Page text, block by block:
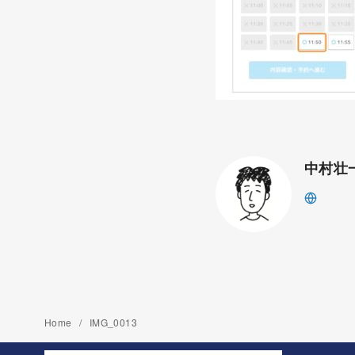
中村壮
Home IMG_0013